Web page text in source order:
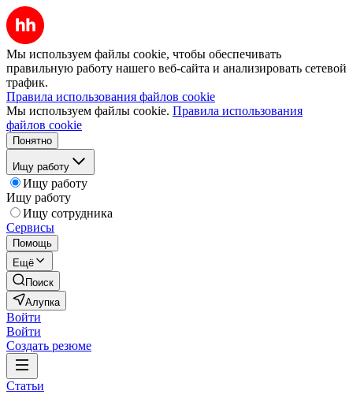
Мы используем файлы cookie, чтобы обеспечивать
правильную работу нашего веб-сайта и анализировать сетевой
трафик.
Правила использования файлов cookie
Мы используем файлы cookie. Правила использования
файлов cookie
Понятно
Ищу работу
Ищу работу
Ищу работу
Ищу сотрудника
Сервисы
Помощь
Ещё
Поиск
Алупка
Войти
Войти
Создать резюме
Статьи